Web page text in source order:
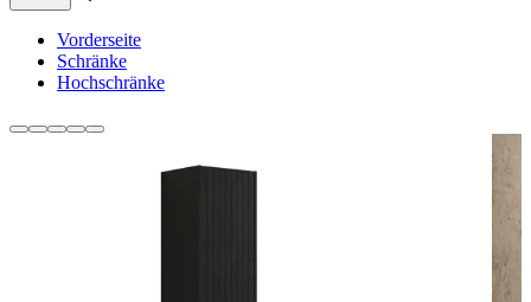
Vorderseite
Schränke
Hochschränke